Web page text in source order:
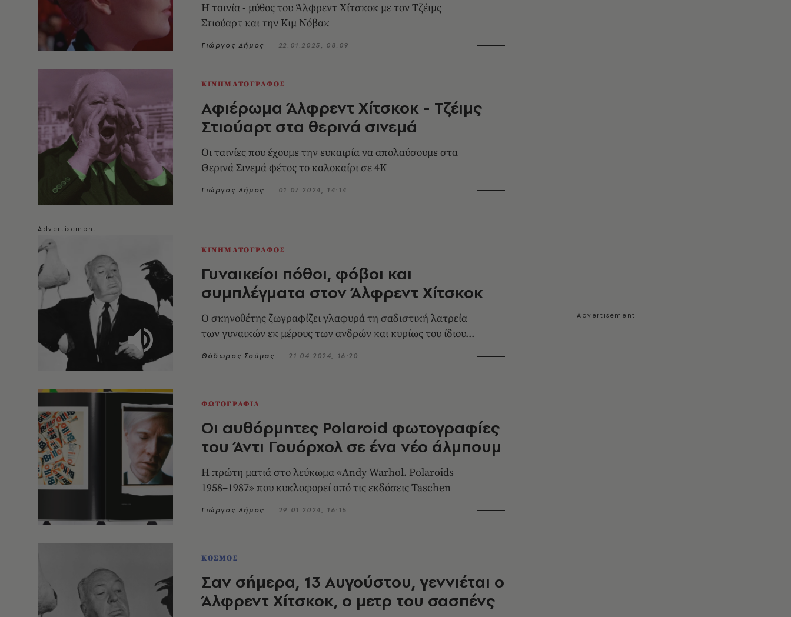
Η ταινία - μύθος του Άλφρεντ Χίτσκοκ με τον Τζέιμς
Στιούαρτ και την Κιμ Νόβακ
Γιώργος Δήμος 22.01.2025, 08:09
ΚΙΝΗΜΑΤΟΓΡΑΦΟΣ
Αφιέρωμα Άλφρεντ Χίτσκοκ - Τζέιμς
Στιούαρτ στα θερινά σινεμά
Οι ταινίες που έχουμε την ευκαιρία να απολαύσουμε στα
Θερινά Σινεμά φέτος το καλοκαίρι σε 4Κ
Γιώργος Δήμος 01.07.2024, 14:14
ΚΙΝΗΜΑΤΟΓΡΑΦΟΣ
Γυναικείοι πόθοι, φόβοι και
συμπλέγματα στον Άλφρεντ Χίτσκοκ
Ο σκηνοθέτης ζωγραφίζει γλαφυρά τη σαδιστική λατρεία
των γυναικών εκ μέρους των ανδρών και κυρίως του ίδιου...
Θόδωρος Σούμας 21.04.2024, 16:20
ΦΩΤΟΓΡΑΦΙΑ
Οι αυθόρμητες Polaroid φωτογραφίες
του Άντι Γουόρχολ σε ένα νέο άλμπουμ
Η πρώτη ματιά στο λεύκωμα «Andy Warhol. Polaroids
1958–1987» που κυκλοφορεί από τις εκδόσεις Taschen
Γιώργος Δήμος 29.01.2024, 16:15
ΚΟΣΜΟΣ
Σαν σήμερα, 13 Αυγούστου, γεννιέται ο
Άλφρεντ Χίτσκοκ, ο μετρ του σασπένς